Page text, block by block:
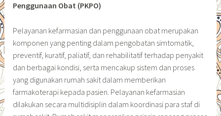
Penggunaan Obat (PKPO)
Pelayanan kefarmasian dan penggunaan obat merupakan
komponen yang penting dalam pengobatan simtomatik,
preventif, kuratif, paliatif, dan rehabilitatif terhadap penyakit
dan berbagai kondisi, serta mencakup sistem dan proses
yang digunakan rumah sakit dalam memberikan
farmakoterapi kepada pasien. Pelayanan kefarmasian
dilakukan secara multidisiplin dalam koordinasi para staf di